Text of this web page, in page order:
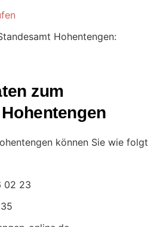
Hohentengen:
zum
können Sie wie folgt